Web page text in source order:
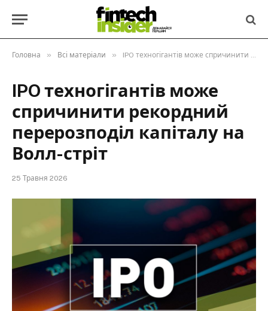
Головна » Всі матеріали » IPO техногігантів може спричинити рекордний перерозподіл капіталу на Волл-стріт
IPO техногігантів може
спричинити рекордний
перерозподіл капіталу на
Волл-стріт
25 Травня 2026